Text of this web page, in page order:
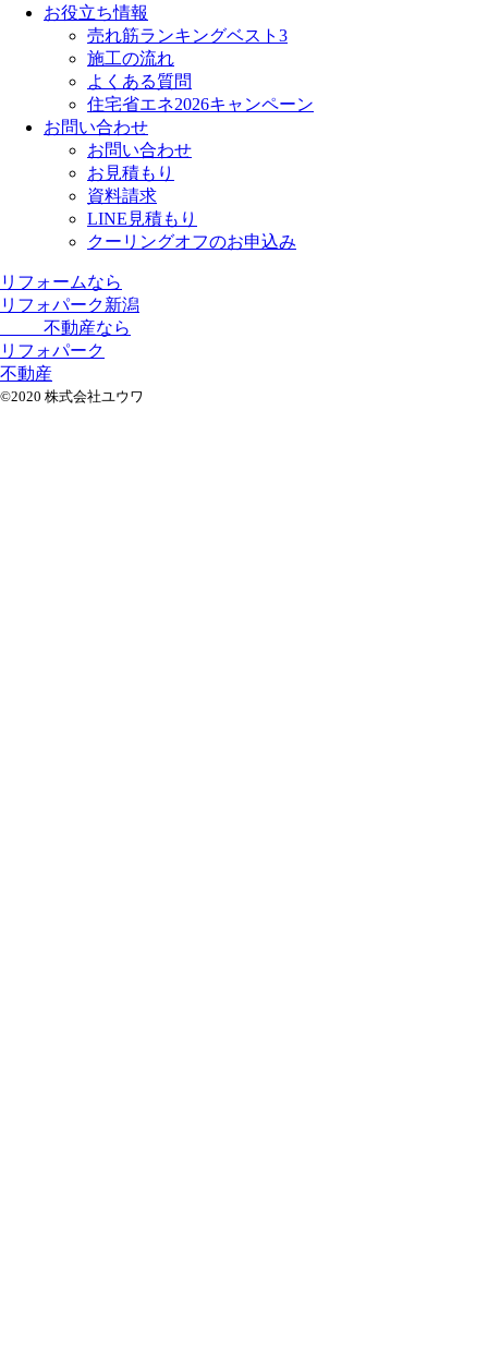
お役立ち情報
売れ筋ランキングベスト3
施工の流れ
よくある質問
住宅省エネ2026キャンペーン
お問い合わせ
お問い合わせ
お見積もり
資料請求
LINE見積もり
クーリングオフのお申込み
リフォームなら
リフォパーク新潟
不動産なら
リフォパーク
不動産
©2020 株式会社ユウワ